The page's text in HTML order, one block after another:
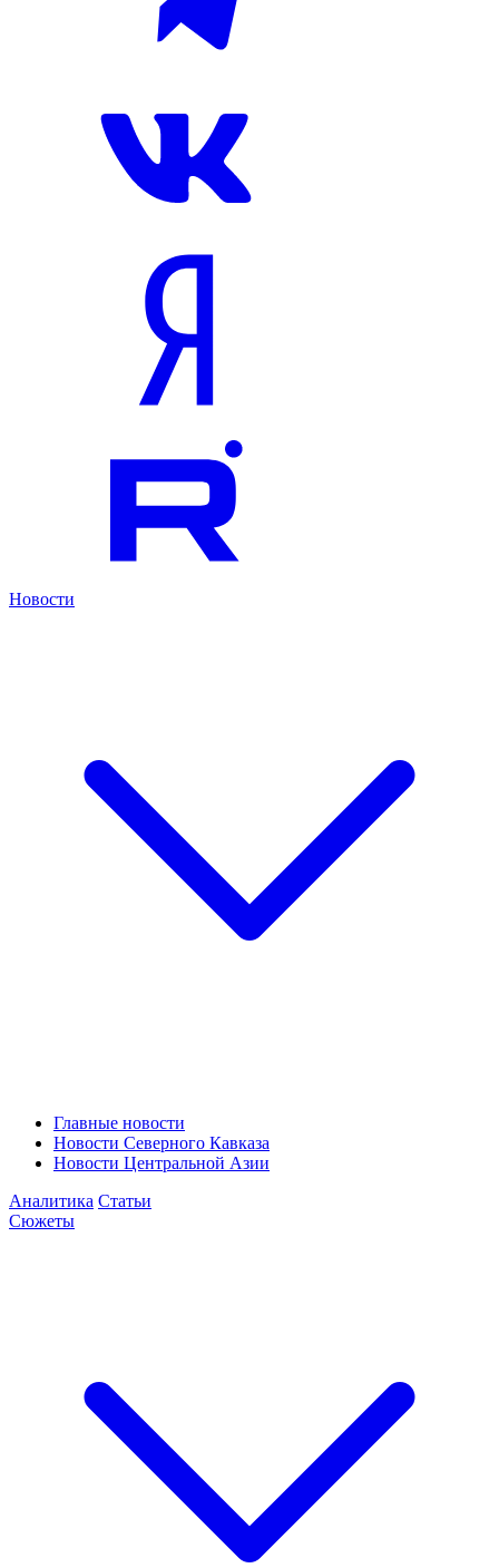
Новости
Главные новости
Новости Северного Кавказа
Новости Центральной Азии
Аналитика Статьи
Сюжеты